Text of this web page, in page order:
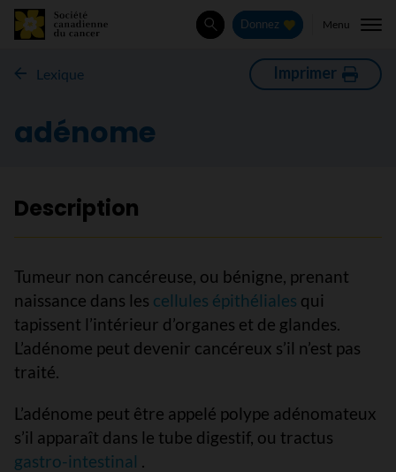
Rechercher
Donnez Menu
Lexique Imprimer
adénome
Description
Tumeur non cancéreuse, ou bénigne, prenant
naissance dans les cellules épithéliales qui
tapissent l’intérieur d’organes et de glandes.
L’adénome peut devenir cancéreux s’il n’est pas
traité.
L’adénome peut être appelé polype adénomateux
s’il apparaît dans le tube digestif, ou tractus
gastro-intestinal .